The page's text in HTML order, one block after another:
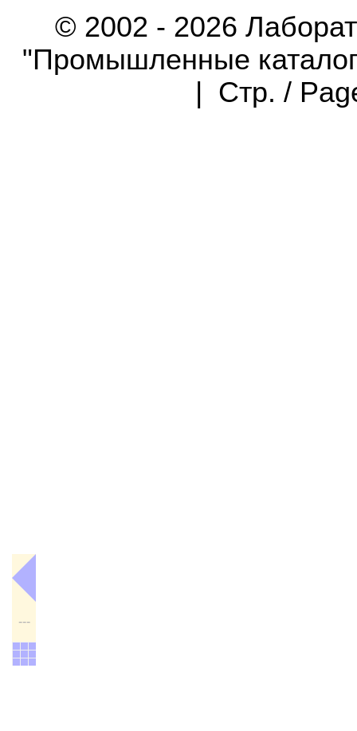
---
© 2002 - 2026
"Промышленные
| Стр. /